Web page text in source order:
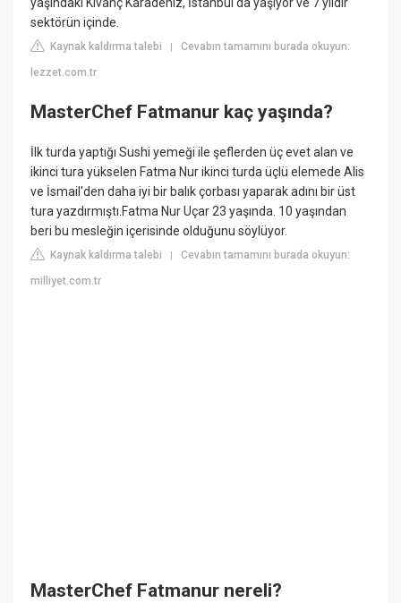
yaşındaki Kıvanç Karadeniz, İstanbul'da yaşıyor ve 7 yıldır
sektörün içinde.
Kaynak kaldırma talebi |Cevabın tamamını burada okuyun:
lezzet.com.tr
MasterChef Fatmanur kaç yaşında?
İlk turda yaptığı Sushi yemeği ile şeflerden üç evet alan ve
ikinci tura yükselen Fatma Nur ikinci turda üçlü elemede Alis
ve İsmail'den daha iyi bir balık çorbası yaparak adını bir üst
tura yazdırmıştı.Fatma Nur Uçar 23 yaşında. 10 yaşından
beri bu mesleğin içerisinde olduğunu söylüyor.
Kaynak kaldırma talebi |Cevabın tamamını burada okuyun:
milliyet.com.tr
MasterChef Fatmanur nereli?